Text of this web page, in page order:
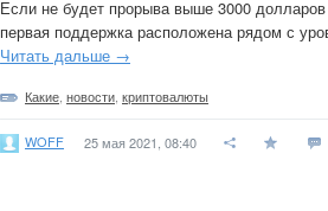
Если не будет прорыва выше 3000
первая поддержка расположена рядом с
Читать дальше →
Какие новости криптовалюты
WOFF 25 мая 2021, 08:40